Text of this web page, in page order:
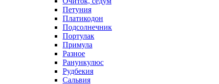
Петуния
Платикодон
Подсолнечник
Портулак
Примула
Разное
Ранункулюс
Рудбекия
Сальвия